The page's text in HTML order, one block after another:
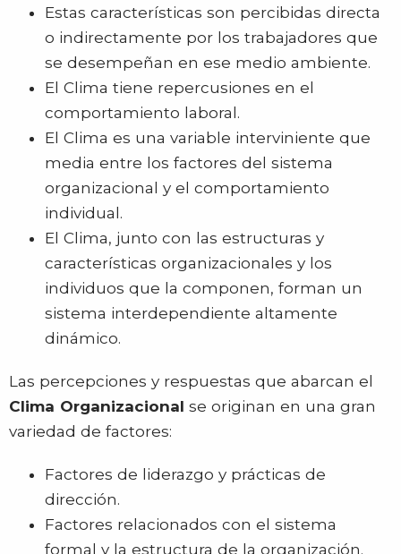
Estas características son percibidas directa
o indirectamente por los trabajadores que
se desempeñan en ese medio ambiente.
El Clima tiene repercusiones en el
comportamiento laboral.
El Clima es una variable interviniente que
media entre los factores del sistema
organizacional y el comportamiento
individual.
El Clima, junto con las estructuras y
características organizacionales y los
individuos que la componen, forman un
sistema interdependiente altamente
dinámico.
Las percepciones y respuestas que abarcan el
Clima Organizacional se originan en una gran
variedad de factores:
Factores de liderazgo y prácticas de
dirección.
Factores relacionados con el sistema
formal y la estructura de la organización.